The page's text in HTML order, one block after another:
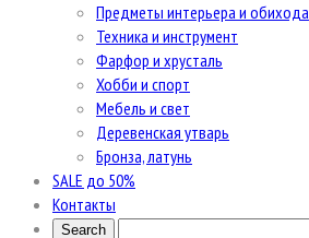
Предметы интерьера и обихода
Техника и инструмент
Фарфор и хрусталь
Хобби и спорт
Мебель и свет
Деревенская утварь
Бронза, латунь
SALE до 50%
Контакты